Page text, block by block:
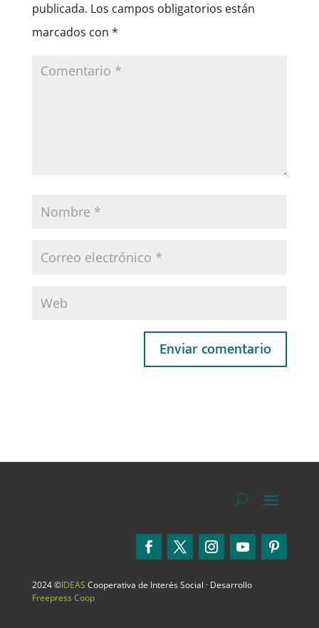
publicada. Los campos obligatorios están
marcados con *
2024 ©IDEAS Cooperativa de Interés Social · Desarrollo
Freepress Coop